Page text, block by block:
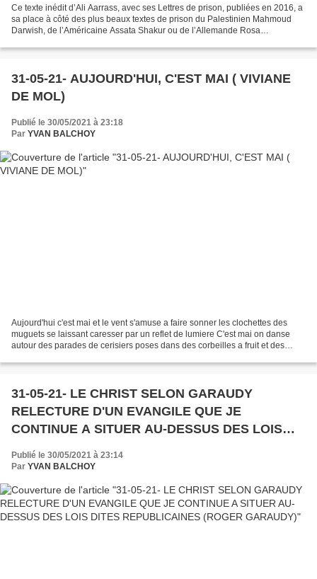
Ce texte inédit d’Ali Aarrass, avec ses Lettres de prison, publiées en 2016, a
sa place à côté des plus beaux textes de prison du Palestinien Mahmoud
Darwish, de l’Américaine Assata Shakur ou de l’Allemande Rosa
31-05-21- AUJOURD'HUI, C'EST MAI ( VIVIANE
DE MOL)
Publié le 30/05/2021 à 23:18
Par YVAN BALCHOY
Aujourd'hui c'est mai et le vent s'amuse a faire sonner les clochettes des
muguets se laissant caresser par un reflet de lumiere C'est mai on danse
autour des parades de cerisiers poses dans des corbeilles a fruit et des
31-05-21- LE CHRIST SELON GARAUDY
RELECTURE D'UN EVANGILE QUE JE
CONTINUE A SITUER AU-DESSUS DES LOIS
DITES REPUBLICAINES (ROGER GARAUDY)
Publié le 30/05/2021 à 23:14
Par YVAN BALCHOY